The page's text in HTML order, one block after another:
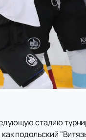
стадию
как подольский